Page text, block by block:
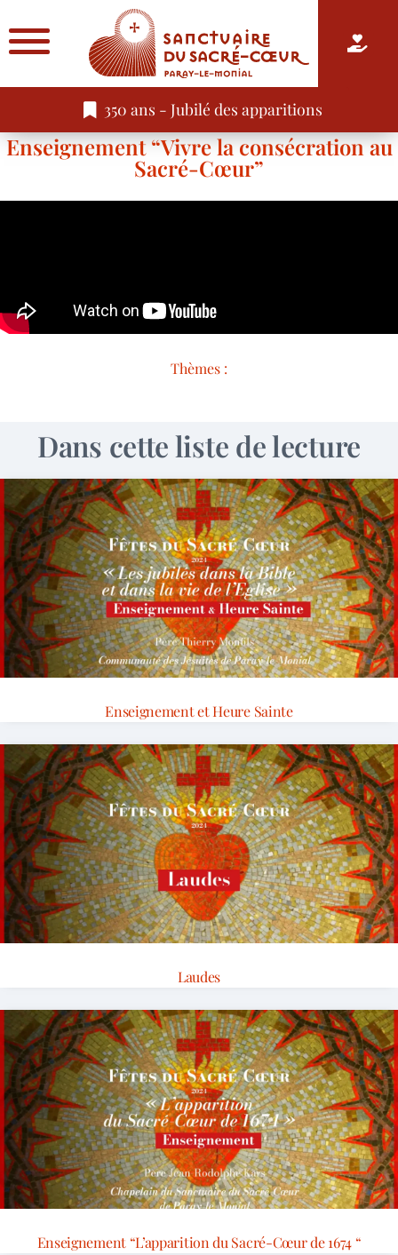
350 ans - Jubilé des apparitions
Enseignement “Vivre la consécration au
Sacré-Cœur”
Thèmes :
Dans cette liste de lecture
Enseignement et Heure Sainte
Laudes
Enseignement “L’apparition du Sacré-Cœur de 1674 “